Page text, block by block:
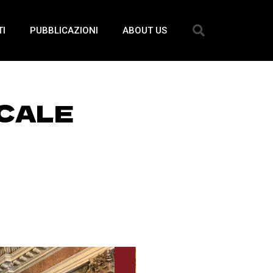
PUBBLICAZIONI ABOUT US